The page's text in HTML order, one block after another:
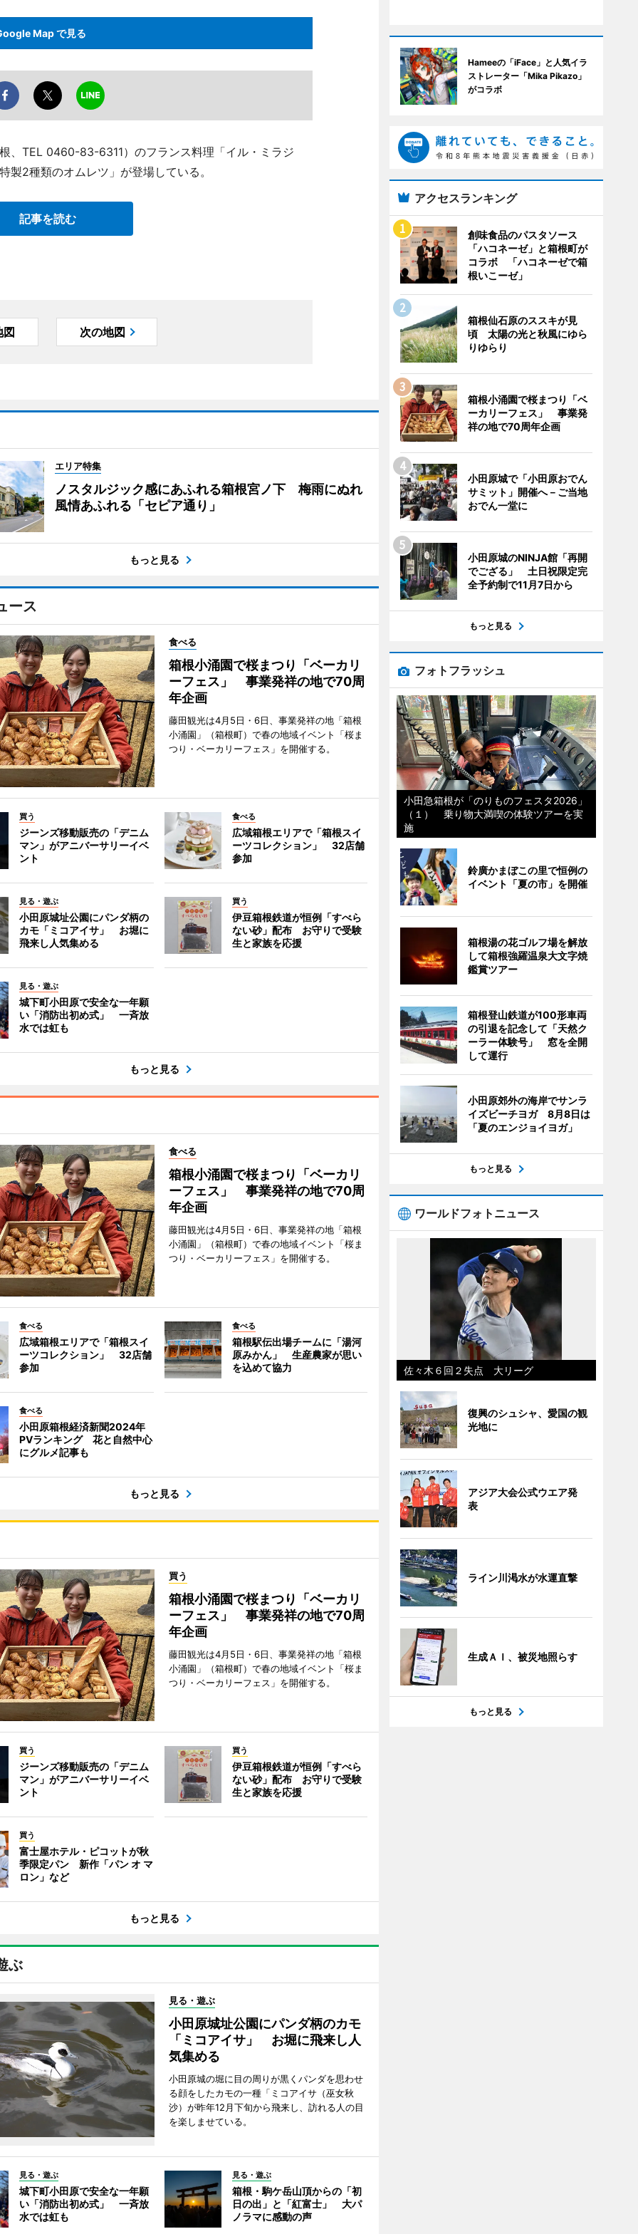
Map で見る
、TEL 0460-83-6311）のフランス料理「イル・ミラジ
2種類のオムレツ」が登場している。
記事を読む
図 次の地図
エリア特集
ノスタルジック感にあふれる箱根宮ノ下 梅雨にぬれ
風情あふれる「セピア通り」
もっと見る
ース
食べる
箱根小涌園で桜まつり「ベーカリ
ーフェス」 事業発祥の地で70周
年企画
藤田観光は4月5日・6日、事業発祥の地「箱根
小涌園」（箱根町）で春の地域イベント「桜ま
つり・ベーカリーフェス」を開催する。
買う
ジーンズ移動販売の「デニム
マン」がアニバーサリーイベ
ント
食べる
広域箱根エリアで「箱根スイ
ーツコレクション」 32店舗
参加
見る・遊ぶ
小田原城址公園にパンダ柄の
カモ「ミコアイサ」 お堀に
飛来し人気集める
買う
伊豆箱根鉄道が恒例「すべら
ない砂」配布 お守りで受験
生と家族を応援
見る・遊ぶ
城下町小田原で安全な一年願
い「消防出初め式」 一斉放
水では虹も
もっと見る
食べる
箱根小涌園で桜まつり「ベーカリ
ーフェス」 事業発祥の地で70周
年企画
藤田観光は4月5日・6日、事業発祥の地「箱根
小涌園」（箱根町）で春の地域イベント「桜ま
つり・ベーカリーフェス」を開催する。
食べる
広域箱根エリアで「箱根スイ
ーツコレクション」 32店舗
参加
食べる
箱根駅伝出場チームに「湯河
原みかん」 生産農家が思い
を込めて協力
食べる
小田原箱根経済新聞2024年
PVランキング 花と自然中心
にグルメ記事も
もっと見る
買う
箱根小涌園で桜まつり「ベーカリ
ーフェス」 事業発祥の地で70周
年企画
藤田観光は4月5日・6日、事業発祥の地「箱根
小涌園」（箱根町）で春の地域イベント「桜ま
つり・ベーカリーフェス」を開催する。
買う
ジーンズ移動販売の「デニム
マン」がアニバーサリーイベ
ント
買う
伊豆箱根鉄道が恒例「すべら
ない砂」配布 お守りで受験
生と家族を応援
買う
富士屋ホテル・ピコットが秋
季限定パン 新作「パン オ マ
ロン」など
もっと見る
ぶ
見る・遊ぶ
小田原城址公園にパンダ柄のカモ
「ミコアイサ」 お堀に飛来し人
気集める
小田原城の堀に目の周りが黒くパンダを思わせ
る顔をしたカモの一種「ミコアイサ（巫女秋
沙）が昨年12月下旬から飛来し、訪れる人の目
を楽しませている。
見る・遊ぶ
城下町小田原で安全な一年願
い「消防出初め式」 一斉放
水では虹も
見る・遊ぶ
箱根・駒ケ岳山頂からの「初
日の出」と「紅富士」 大パ
ノラマに感動の声
Hameeの「iFace」と人気イラ
ストレーター「Mika Pikazo」
がコラボ
アクセスランキング
創味食品のパスタソース
「ハコネーゼ」と箱根町が
コラボ 「ハコネーゼで箱
根いこーゼ」
箱根仙石原のススキが見
頃 太陽の光と秋風にゆら
りゆらり
箱根小涌園で桜まつり「ベ
ーカリーフェス」 事業発
祥の地で70周年企画
小田原城で「小田原おでん
サミット」開催へ－ご当地
おでん一堂に
小田原城のNINJA館「再開
でござる」 土日祝限定完
全予約制で11月7日から
もっと見る
フォトフラッシュ
小田急箱根が「のりものフェスタ2026」
（１） 乗り物大満喫の体験ツアーを実
施
鈴廣かまぼこの里で恒例の
イベント「夏の市」を開催
箱根湯の花ゴルフ場を解放
して箱根強羅温泉大文字焼
鑑賞ツアー
箱根登山鉄道が100形車両
の引退を記念して「天然ク
ーラー体験号」 窓を全開
して運行
小田原郊外の海岸でサンラ
イズビーチヨガ 8月8日は
「夏のエンジョイヨガ」
もっと見る
ワールドフォトニュース
佐々木６回２失点 大リーグ
復興のシュシャ、愛国の観
光地に
アジア大会公式ウエア発
表
ライン川渇水が水運直撃
生成ＡＩ、被災地照らす
もっと見る